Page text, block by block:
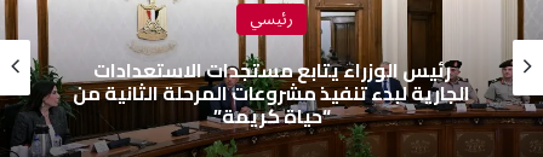
رئيسي
رئيس الوزراء يتابع مستجدات الاستعدادات
الجارية لبدء تنفيذ مشروعات المرحلة الثانية من
“حياة كريمة”